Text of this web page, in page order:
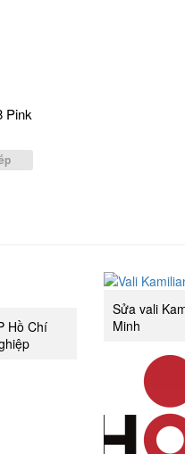
Pink
Hồ Chí
Sửa vali
Minh